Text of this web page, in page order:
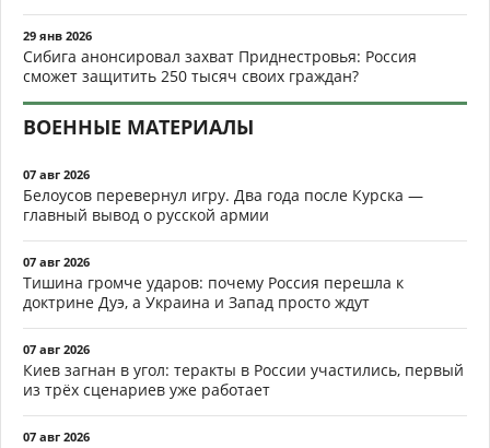
29 янв 2026
Сибига анонсировал захват Приднестровья: Россия
сможет защитить 250 тысяч своих граждан?
ВОЕННЫЕ МАТЕРИАЛЫ
07 авг 2026
Белоусов перевернул игру. Два года после Курска —
главный вывод о русской армии
07 авг 2026
Тишина громче ударов: почему Россия перешла к
доктрине Дуэ, а Украина и Запад просто ждут
07 авг 2026
Киев загнан в угол: теракты в России участились, первый
из трёх сценариев уже работает
07 авг 2026